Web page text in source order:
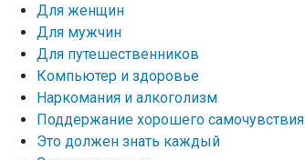
Для женщин
Для мужчин
Для путешественников
Компьютер и здоровье
Наркомания и алкоголизм
Поддержание хорошего самочувствия
Это должен знать каждый